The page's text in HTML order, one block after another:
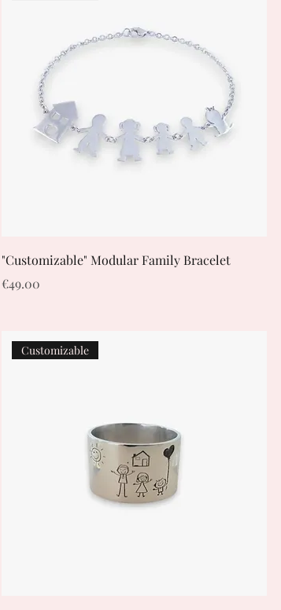
"Customizable" Modular Family Bracelet
Price
€49.00
Customizable